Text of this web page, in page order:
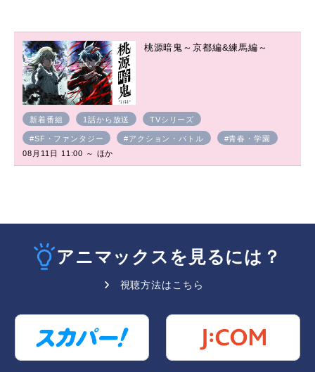
桃源暗鬼～京都編&練馬編～
新着番組 1話から放送 TVシリーズ
#SF・ファンタジー #アクション・バトル
#青春・学園
08月11日 11:00 ～ ほか
アニマックスを見るには？
視聴方法はこちら